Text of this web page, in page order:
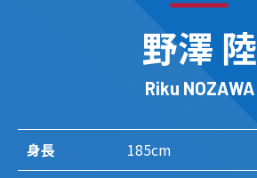
野澤 陸
Riku NOZAWA
身長
185cm